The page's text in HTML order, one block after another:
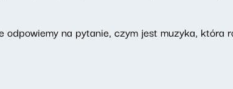
odpowiemy na pytanie, czym jest muzyka, która